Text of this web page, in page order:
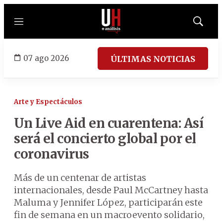
Menú
Mostrar
07 ago 2026 ÚLTIMAS NOTICIAS
Arte y Espectáculos
Un Live Aid en cuarentena: Así
será el concierto global por el
coronavirus
Más de un centenar de artistas
internacionales, desde Paul McCartney hasta
Maluma y Jennifer López, participarán este
fin de semana en un macroevento solidario,